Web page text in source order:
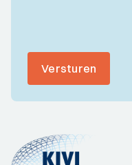
Versturen